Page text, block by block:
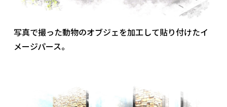
写真で撮った動物のオブジェを加工して貼り付けたイ
メージパース。